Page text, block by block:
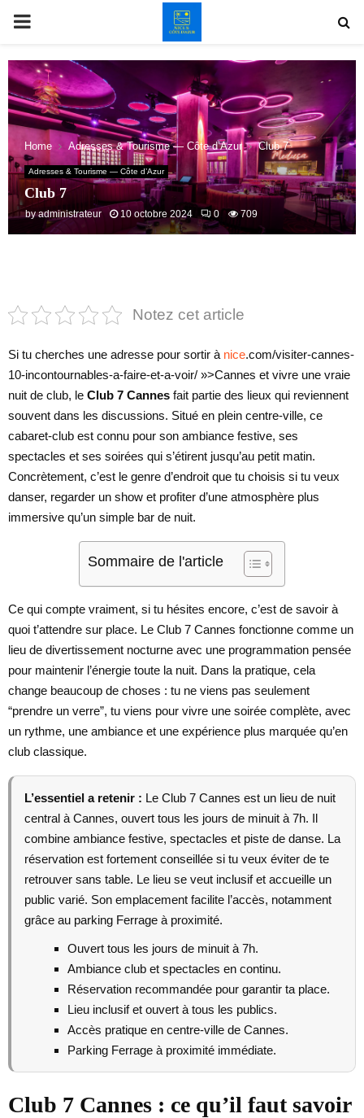
PRIMARY
MENU
Home Adresses & Tourisme — Côte d’Azur Club 7
Adresses & Tourisme — Côte d’Azur
Club 7
byadministrateur 10 octobre 2024 0 709
Notez cet article
Si tu cherches une adresse pour sortir à nice.com/visiter-cannes-
10-incontournables-a-faire-et-a-voir/ »>Cannes et vivre une vraie
nuit de club, le Club 7 Cannes fait partie des lieux qui reviennent
souvent dans les discussions. Situé en plein centre-ville, ce
cabaret-club est connu pour son ambiance festive, ses
spectacles et ses soirées qui s’étirent jusqu’au petit matin.
Concrètement, c’est le genre d’endroit que tu choisis si tu veux
danser, regarder un show et profiter d’une atmosphère plus
immersive qu’un simple bar de nuit.
Sommaire de l'article
Ce qui compte vraiment, si tu hésites encore, c’est de savoir à
quoi t’attendre sur place. Le Club 7 Cannes fonctionne comme un
lieu de divertissement nocturne avec une programmation pensée
pour maintenir l’énergie toute la nuit. Dans la pratique, cela
change beaucoup de choses : tu ne viens pas seulement
“prendre un verre”, tu viens pour vivre une soirée complète, avec
un rythme, une ambiance et une expérience plus marquée qu’en
club classique.
L’essentiel a retenir : Le Club 7 Cannes est un lieu de nuit
central à Cannes, ouvert tous les jours de minuit à 7h. Il
combine ambiance festive, spectacles et piste de danse. La
réservation est fortement conseillée si tu veux éviter de te
retrouver sans table. Le lieu se veut inclusif et accueille un
public varié. Son emplacement facilite l’accès, notamment
grâce au parking Ferrage à proximité.
Ouvert tous les jours de minuit à 7h.
Ambiance club et spectacles en continu.
Réservation recommandée pour garantir ta place.
Lieu inclusif et ouvert à tous les publics.
Accès pratique en centre-ville de Cannes.
Parking Ferrage à proximité immédiate.
Club 7 Cannes : ce qu’il faut savoir